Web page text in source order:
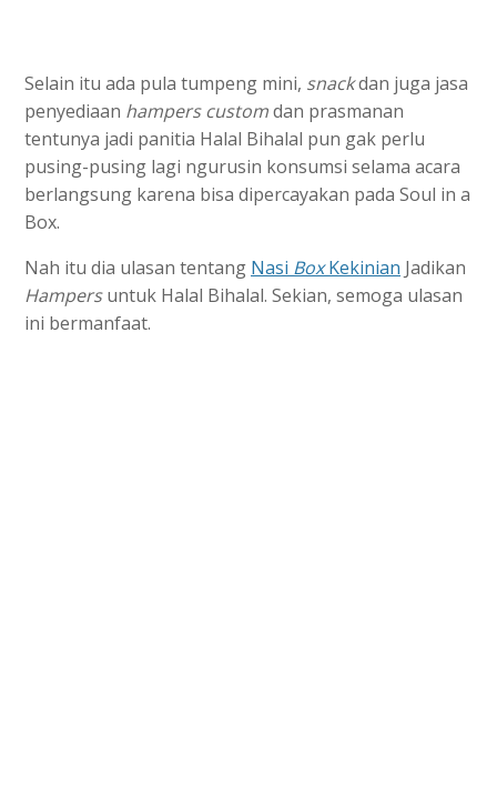
Selain itu ada pula tumpeng mini, snackdan juga jasa
penyediaan hampers customdan prasmanan
tentunya jadi panitia Halal Bihalal pun gak perlu
pusing-pusing lagi ngurusin konsumsi selama acara
berlangsung karena bisa dipercayakan pada Soul in a
Box.
Nah itu dia ulasan tentang Nasi BoxKekinian Jadikan
Hampersuntuk Halal Bihalal. Sekian, semoga ulasan
ini bermanfaat.